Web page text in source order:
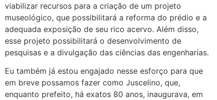
viabilizar recursos para a criação de um projeto
museológico, que possibilitará a reforma do prédio e a
adequada exposição de seu rico acervo. Além disso,
esse projeto possibilitará o desenvolvimento de
pesquisas e a divulgação das ciências das engenharias.
Eu também já estou engajado nesse esforço para que
em breve possamos fazer como Juscelino, que,
enquanto prefeito, há exatos 80 anos, inaugurava, em